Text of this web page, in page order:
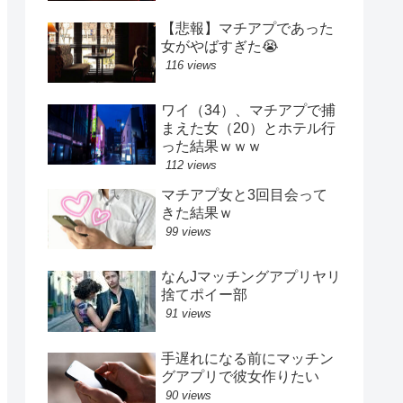
【悲報】マチアプであった
女がやばすぎた😭
116 views
ワイ（34）、マチアプで捕
まえた女（20）とホテル行
った結果ｗｗｗ
112 views
マチアプ女と3回目会って
きた結果ｗ
99 views
なんJマッチングアプリヤリ
捨てポイー部
91 views
手遅れになる前にマッチン
グアプリで彼女作りたい
90 views